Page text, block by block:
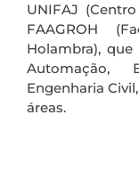
UNIFAJ
FAAGROH
Holambra),
Automação,
Engenharia
áreas.